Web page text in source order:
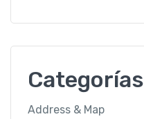
Categorías
Address & Map